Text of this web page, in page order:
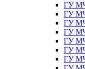
ГУ
ГУ
ГУ
ГУ
ГУ
ГУ
ГУ